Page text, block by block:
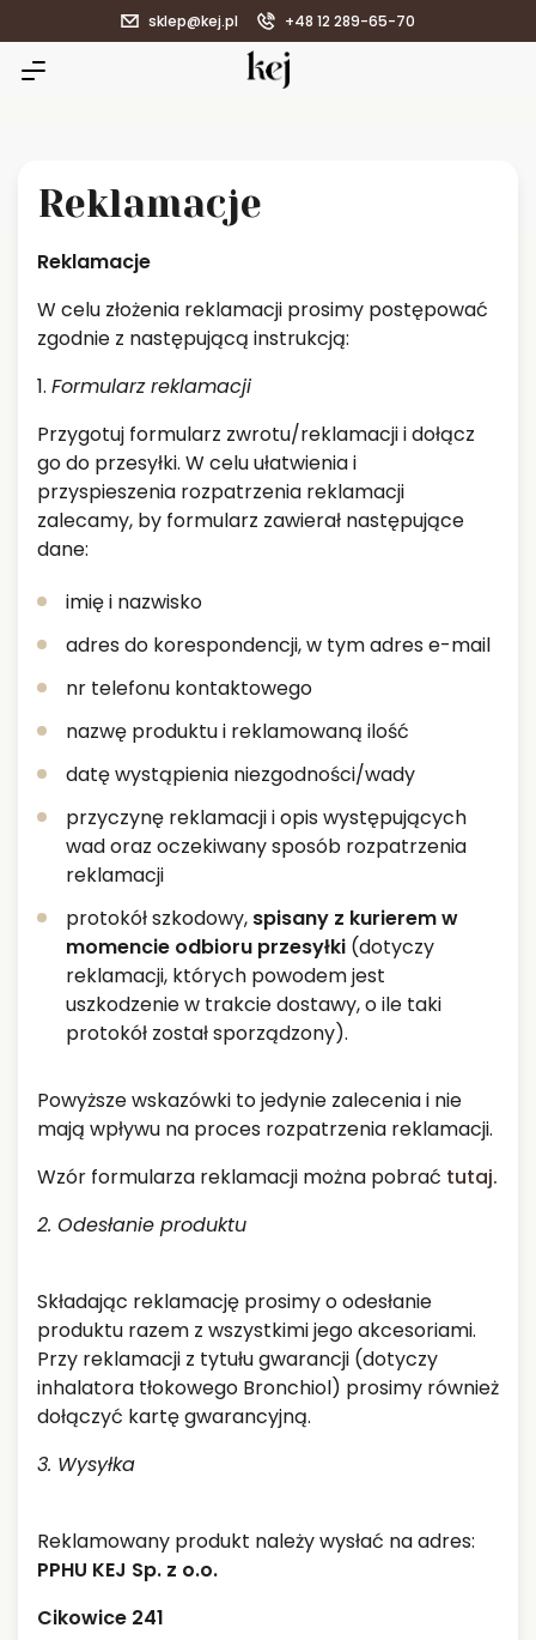
sklep@kej.pl +48 12 289-65-70
Reklamacje
Reklamacje
W celu złożenia reklamacji prosimy postępować
zgodnie z następującą instrukcją:
1. Formularz reklamacji
Przygotuj formularz zwrotu/reklamacji i dołącz
go do przesyłki. W celu ułatwienia i
przyspieszenia rozpatrzenia reklamacji
zalecamy, by formularz zawierał następujące
dane:
imię i nazwisko
adres do korespondencji, w tym adres e-mail
nr telefonu kontaktowego
nazwę produktu i reklamowaną ilość
datę wystąpienia niezgodności/wady
przyczynę reklamacji i opis występujących
wad oraz oczekiwany sposób rozpatrzenia
reklamacji
protokół szkodowy, spisany z kurierem w
momencie odbioru przesyłki (dotyczy
reklamacji, których powodem jest
uszkodzenie w trakcie dostawy, o ile taki
protokół został sporządzony).
Powyższe wskazówki to jedynie zalecenia i nie
mają wpływu na proces rozpatrzenia reklamacji.
Wzór formularza reklamacji można pobrać tutaj.
2. Odesłanie produktu
Składając reklamację prosimy o odesłanie
produktu razem z wszystkimi jego akcesoriami.
Przy reklamacji z tytułu gwarancji (dotyczy
inhalatora tłokowego Bronchiol) prosimy również
dołączyć kartę gwarancyjną.
3. Wysyłka
Reklamowany produkt należy wysłać na adres:
PPHU KEJ Sp. z o.o.
Cikowice 241